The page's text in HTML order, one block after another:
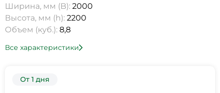
Ширина, мм (B): 2000
Высота, мм (h): 2200
Объем (куб.): 8,8
Все характеристики
От 1 дня